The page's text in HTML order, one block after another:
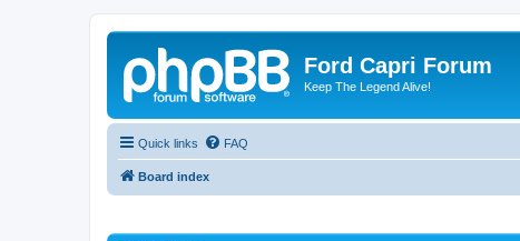
Ford Capri Forum
Keep The Legend Alive!
Quick links FAQ
Board index